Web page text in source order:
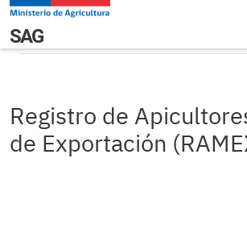
Pasar al contenido principal
Navegación principal
SAGProcedimientos
Registro de
de Exportación